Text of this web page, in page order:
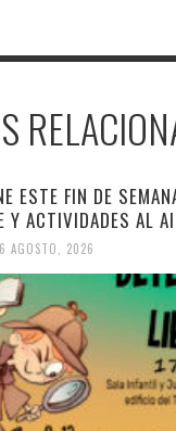
ESTE FIN DE
Y ACTIVIDADES AL
6 AGOSTO, 2026